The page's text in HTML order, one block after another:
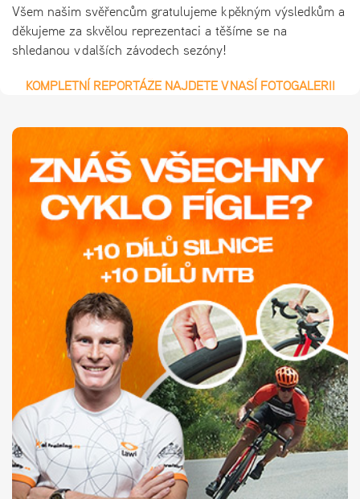
Všem našim svěřencům gratulujeme k pěkným výsledkům a
děkujeme za skvělou reprezentaci a těšíme se na
shledanou v dalších závodech sezóny!
KOMPLETNÍ REPORTÁŽE NAJDETE V NAŠÍ FOTOGALERII